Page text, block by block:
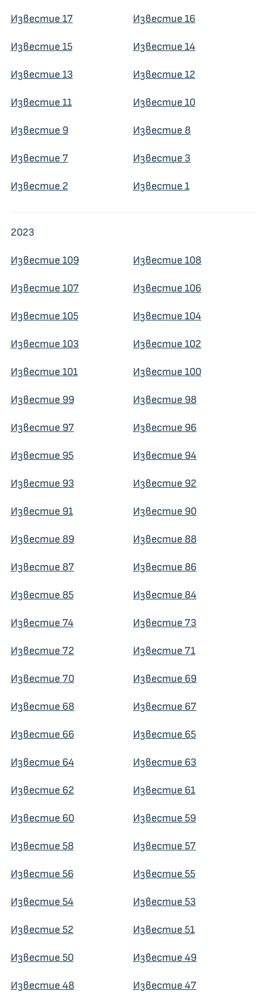
Известие 17 Известие 16
Известие 15 Известие 14
Известие 13 Известие 12
Известие 11 Известие 10
Известие 9 Известие 8
Известие 7 Известие 3
Известие 2 Известие 1
2023
Известие 109 Известие 108
Известие 107 Известие 106
Известие 105 Известие 104
Известие 103 Известие 102
Известие 101 Известие 100
Известие 99 Известие 98
Известие 97 Известие 96
Известие 95 Известие 94
Известие 93 Известие 92
Известие 91 Известие 90
Известие 89 Известие 88
Известие 87 Известие 86
Известие 85 Известие 84
Известие 74 Известие 73
Известие 72 Известие 71
Известие 70 Известие 69
Известие 68 Известие 67
Известие 66 Известие 65
Известие 64 Известие 63
Известие 62 Известие 61
Известие 60 Известие 59
Известие 58 Известие 57
Известие 56 Известие 55
Известие 54 Известие 53
Известие 52 Известие 51
Известие 50 Известие 49
Известие 48 Известие 47